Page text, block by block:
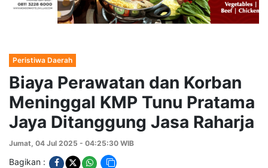
Peristiwa Daerah
Biaya Perawatan dan Korban
Meninggal KMP Tunu Pratama
Jaya Ditanggung Jasa Raharja
Jumat, 04 Jul 2025 - 04:25:30 WIB
Bagikan :